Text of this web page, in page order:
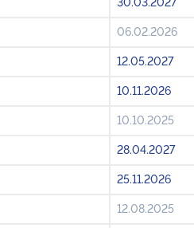
06.02.2026
12.05.2027
10.11.2026
10.10.2025
28.04.2027
25.11.2026
12.08.2025